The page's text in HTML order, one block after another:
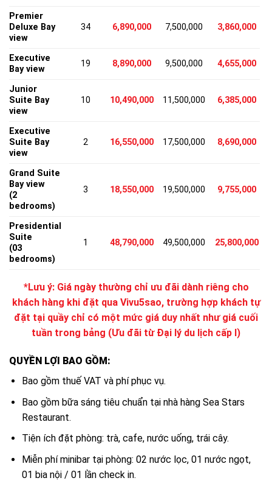
Premier
Deluxe Bay
view
34 6,890,000 7,500,000 3,860,000
Executive
Bay view
19 8,890,000 9,500,000 4,655,000
Junior
Suite Bay
view
10 10,490,000 11,500,000 6,385,000
Executive
Suite Bay
view
2 16,550,000 17,500,000 8,690,000
Grand Suite
Bay view
(2
bedrooms)
3 18,550,000 19,500,000 9,755,000
Presidential
Suite
(03
bedrooms)
1 48,790,000 49,500,000 25,800,000
*Lưu ý: Giá ngày thường chỉ ưu đãi dành riêng cho
khách hàng khi đặt qua Vivu5sao, trường hợp khách tự
đặt tại quầy chỉ có một mức giá duy nhất như giá cuối
tuần trong bảng (Ưu đãi từ Đại lý du lịch cấp I)
QUYỀN LỢI BAO GỒM:
Bao gồm thuế VAT và phí phục vụ.
Bao gồm bữa sáng tiêu chuẩn tại nhà hàng Sea Stars
Restaurant.
Tiện ích đặt phòng: trà, cafe, nước uống, trái cây.
Miễn phí minibar tại phòng: 02 nước lọc, 01 nước ngọt,
01 bia nội / 01 lần check in.